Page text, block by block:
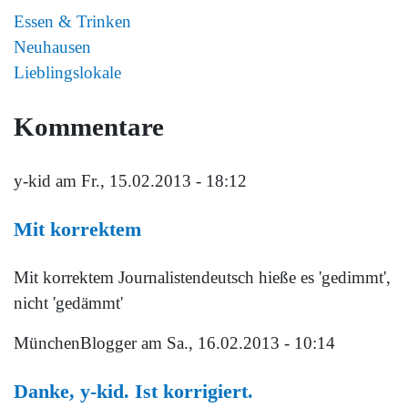
Essen & Trinken
Neuhausen
Lieblingslokale
Kommentare
y-kid am Fr., 15.02.2013 - 18:12
Mit korrektem
Mit korrektem Journalistendeutsch hieße es 'gedimmt',
nicht 'gedämmt'
MünchenBloggeram Sa., 16.02.2013 - 10:14
Danke, y-kid. Ist korrigiert.